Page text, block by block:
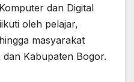
dan Digital
oleh pelajar,
masyarakat
Kabupaten Bogor.